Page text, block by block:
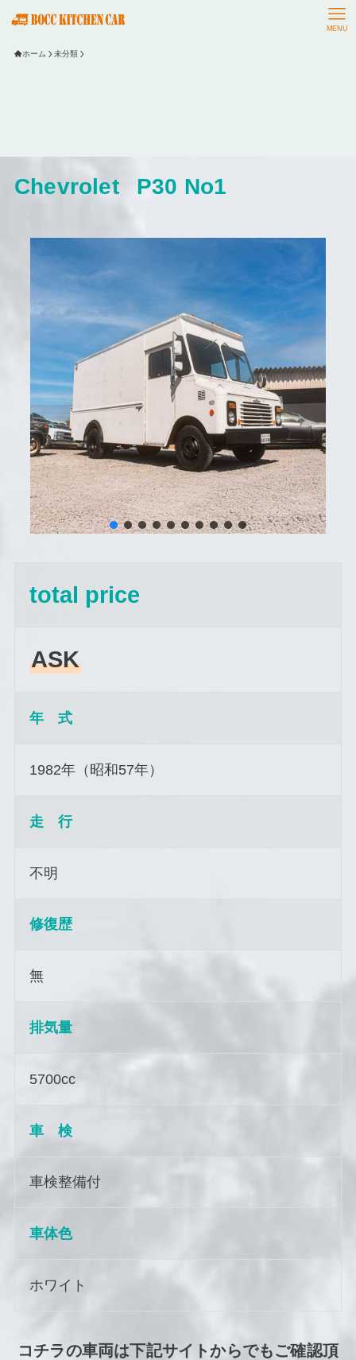
MENU
ホーム 未分類
Chevrolet P30 No1
total price
ASK
年 式
1982年（昭和57年）
走 行
不明
修復歴
無
排気量
5700cc
車 検
車検整備付
車体色
ホワイト
コチラの車両は下記サイトからでもご確認頂